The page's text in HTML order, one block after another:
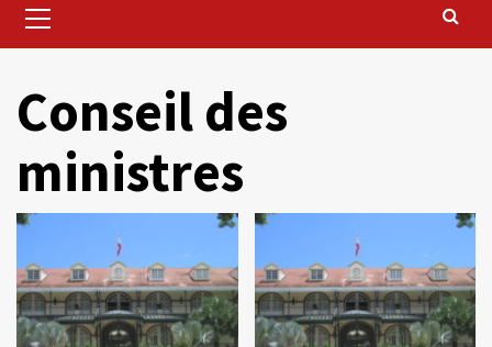
Menu
Conseil des
ministres